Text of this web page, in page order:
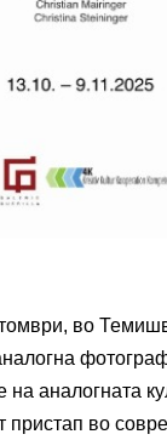
во
аналогната
пристап во